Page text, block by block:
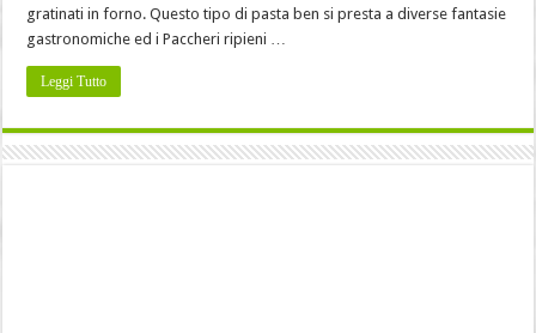
gratinati in forno. Questo tipo di pasta ben si presta a diverse fantasie
gastronomiche ed i Paccheri ripieni …
Leggi Tutto